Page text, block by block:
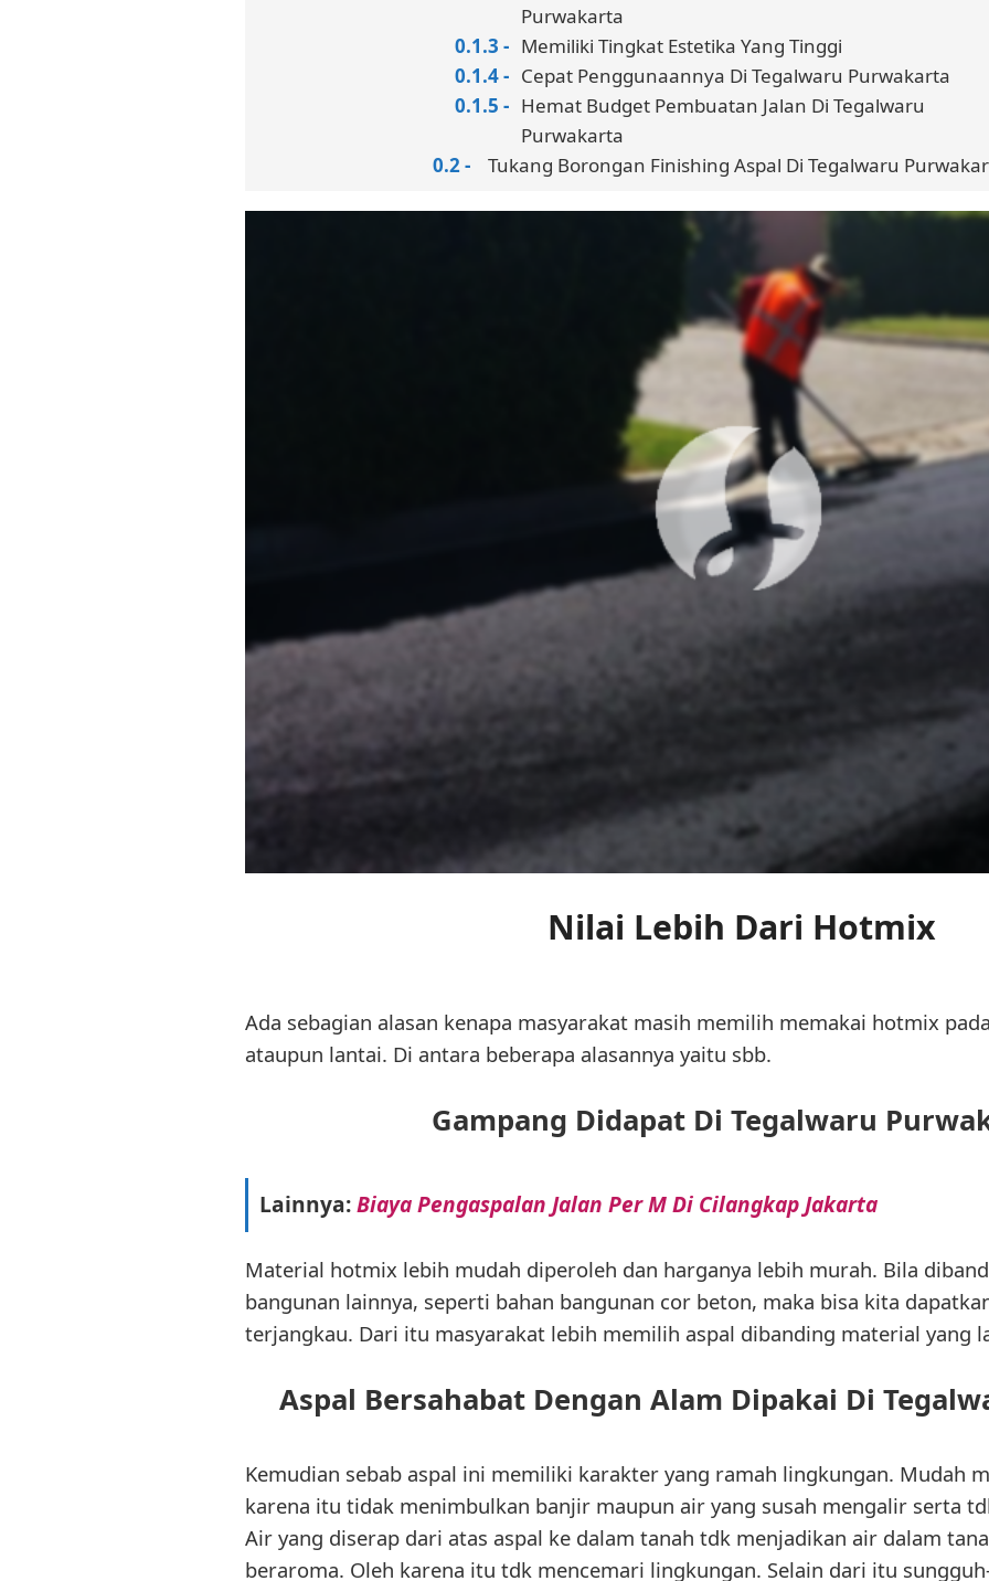
Purwakarta
Memiliki Tingkat Estetika Yang Tinggi
Cepat Penggunaannya Di Tegalwaru Purwakarta
Hemat Budget Pembuatan Jalan Di Tegalwaru
Purwakarta
Tukang Borongan Finishing Aspal Di Tegalwaru
Nilai Lebih Dari Hotmix
Ada sebagian alasan kenapa masyarakat masih memilih memakai hotmix
ataupun lantai. Di antara beberapa alasannya yaitu sbb.
Gampang Didapat Di Tegalwaru
Lainnya:Biaya Pengaspalan Jalan Per M Di Cilangkap Jakarta
Material hotmix lebih mudah diperoleh dan harganya lebih murah. Bila
bangunan lainnya, seperti bahan bangunan cor beton, maka bisa kita
terjangkau. Dari itu masyarakat lebih memilih aspal dibanding material yang
Aspal Bersahabat Dengan Alam Dipakai Di
Kemudian sebab aspal ini memiliki karakter yang ramah lingkungan. Mudah
karena itu tidak menimbulkan banjir maupun air yang susah mengalir serta
Air yang diserap dari atas aspal ke dalam tanah tdk menjadikan air dalam
beraroma. Oleh karena itu tdk mencemari lingkungan. Selain dari itu